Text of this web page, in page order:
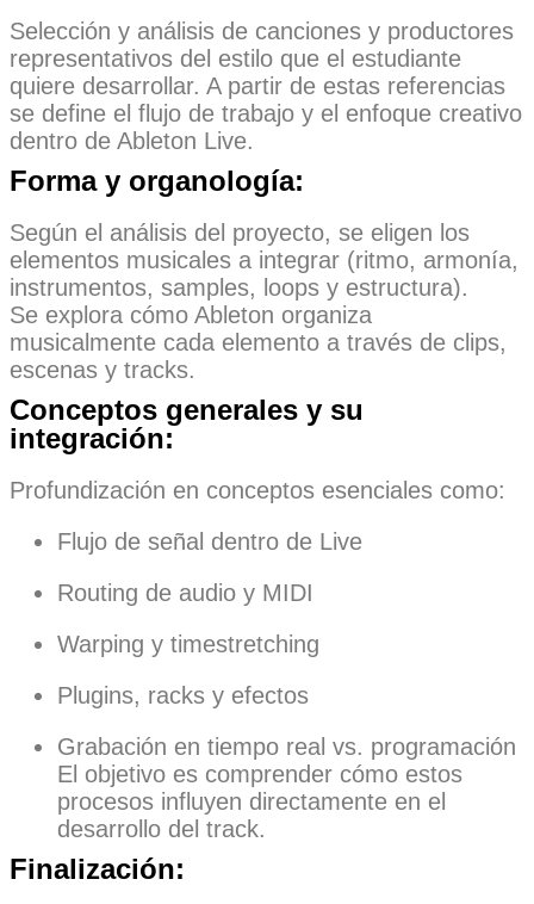
Selección y análisis de canciones y productores
representativos del estilo que el estudiante
quiere desarrollar. A partir de estas referencias
se define el flujo de trabajo y el enfoque creativo
dentro de Ableton Live.
Forma y organología:
Según el análisis del proyecto, se eligen los
elementos musicales a integrar (ritmo, armonía,
instrumentos, samples, loops y estructura).
Se explora cómo Ableton organiza
musicalmente cada elemento a través de clips,
escenas y tracks.
Conceptos generales y su
integración:
Profundización en conceptos esenciales como:
Flujo de señal dentro de Live
Routing de audio y MIDI
Warping y timestretching
Plugins, racks y efectos
Grabación en tiempo real vs. programación
El objetivo es comprender cómo estos
procesos influyen directamente en el
desarrollo del track.
Finalización: